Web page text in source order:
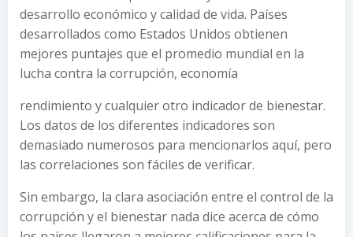
desarrollo económico y calidad de vida. Países
desarrollados como Estados Unidos obtienen
mejores puntajes que el promedio mundial en la
lucha contra la corrupción, economía
rendimiento y cualquier otro indicador de bienestar.
Los datos de los diferentes indicadores son
demasiado numerosos para mencionarlos aquí, pero
las correlaciones son fáciles de verificar.
Sin embargo, la clara asociación entre el control de la
corrupción y el bienestar nada dice acerca de cómo